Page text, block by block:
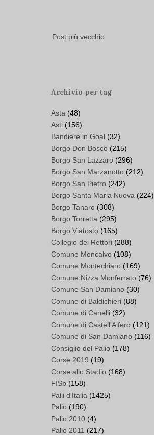
Post più vecchio
Archivio per tag
Asta (48)
Asti (156)
Bandiere in Goal (32)
Borgo Don Bosco (215)
Borgo San Lazzaro (296)
Borgo San Marzanotto (212)
Borgo San Pietro (242)
Borgo Santa Maria Nuova (224)
Borgo Tanaro (308)
Borgo Torretta (295)
Borgo Viatosto (165)
Collegio dei Rettori (288)
Comune Moncalvo (108)
Comune Montechiaro (169)
Comune Nizza Monferrato (76)
Comune San Damiano (30)
Comune di Baldichieri (88)
Comune di Canelli (32)
Comune di Castell'Alfero (121)
Comune di San Damiano (116)
Consiglio del Palio (178)
Corse 2019 (19)
Corse allo Stadio (168)
FISb (158)
Palii d'Italia (1425)
Palio (190)
Palio 2010 (4)
Palio 2011 (217)